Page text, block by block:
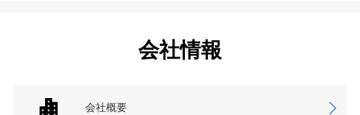
会社情報
会社概要